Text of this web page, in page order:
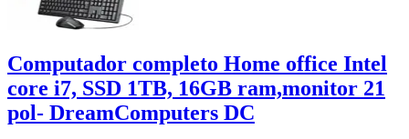
Computador completo Home office Intel
core i7, SSD 1TB, 16GB ram,monitor 21
pol- DreamComputers DC